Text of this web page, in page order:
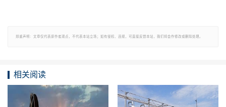
郑重声明：文章仅代表原作者观点，不代表本站立场；如有侵权、违规，可直接反馈本站，我们将会作修改或删除处理。
相关阅读